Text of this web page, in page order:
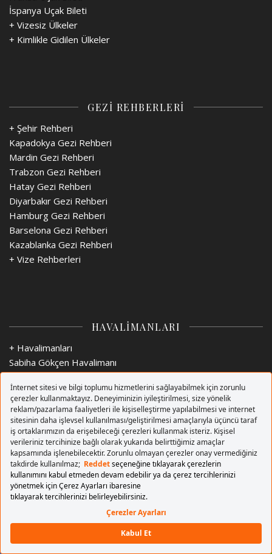
İspanya Uçak Bileti
+ Vizesiz Ülkeler
+ Kimlikle Gidilen Ülkeler
GEZİ REHBERLERİ
+ Şehir Rehberi
Kapadokya Gezi Rehberi
Mardin Gezi Rehberi
Trabzon Gezi Rehberi
Hatay Gezi Rehberi
Diyarbakır Gezi Rehberi
Hamburg Gezi Rehberi
Barselona Gezi Rehberi
Kazablanka Gezi Rehberi
+ Vize Rehberleri
HAVALİMANLARI
+ Havalimanları
Sabiha Gökçen Havalimanı
Esenboğa Havalimanı
Adnan Menderes Havalimanı
Ercan Havalimanı
Berlin Brandenburg Havalimanı
Londra Stansted Havalimanı
Barselona Uluslararası Havalimanı
Amsterdam Schiphol Havalimanı
Roma Havalimanı